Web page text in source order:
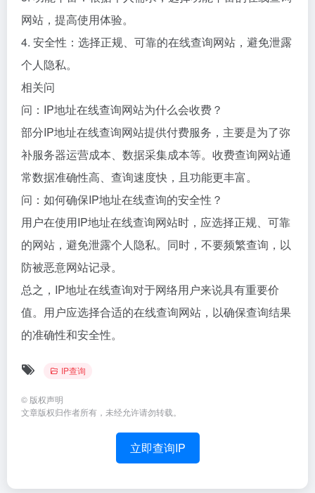
网站，提高使用体验。
4. 安全性：选择正规、可靠的在线查询网站，避免泄露
个人隐私。
相关问
问：IP地址在线查询网站为什么会收费？
部分IP地址在线查询网站提供付费服务，主要是为了弥
补服务器运营成本、数据采集成本等。收费查询网站通
常数据准确性高、查询速度快，且功能更丰富。
问：如何确保IP地址在线查询的安全性？
用户在使用IP地址在线查询网站时，应选择正规、可靠
的网站，避免泄露个人隐私。同时，不要频繁查询，以
防被恶意网站记录。
总之，IP地址在线查询对于网络用户来说具有重要价
值。用户应选择合适的在线查询网站，以确保查询结果
的准确性和安全性。
IP查询
© 版权声明
文章版权归作者所有，未经允许请勿转载。
立即查询IP